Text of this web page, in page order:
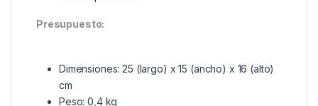
Diez compartimentos de almacenamiento
internos
Parte inferior y laterales acolchados para mayor